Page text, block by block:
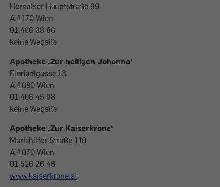
Hernalser Hauptstraße 99
A-1170 Wien
01 486 33 86
keine Website
Apotheke ‚Zur heiligen Johanna‘
Florianigasse 13
A-1080 Wien
01 406 45 98
keine Website
Apotheke ‚Zur Kaiserkrone‘
Mariahilfer Straße 110
A-1070 Wien
01 526 26 46
www.kaiserkrone.at